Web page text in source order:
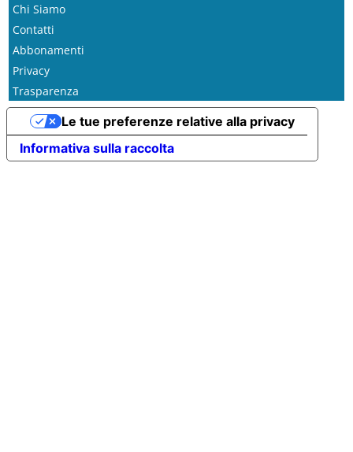
Chi Siamo
Contatti
Abbonamenti
Privacy
Trasparenza
Informativa sulla raccolta
Le tue preferenze relative alla privacy